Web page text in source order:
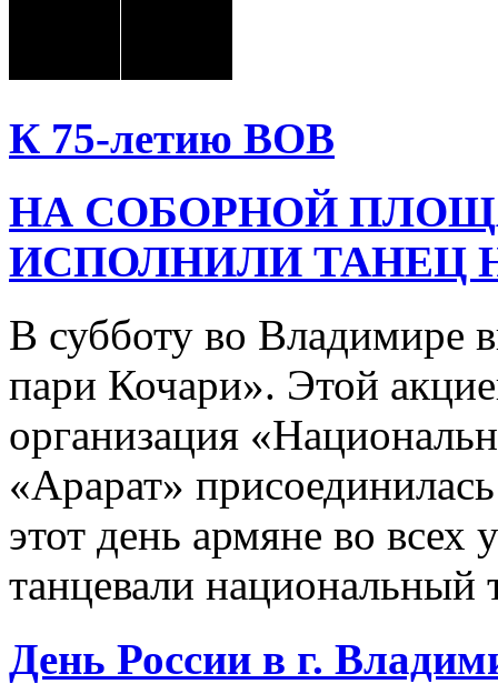
К 75-летию ВОВ
НА СОБОРНОЙ
ИСПОЛНИЛИ ТАНЕЦ
В субботу во Владимире
пари Кочари». Этой
организация
«Арарат»
этот день армяне во всех
танцевали
День России в г.